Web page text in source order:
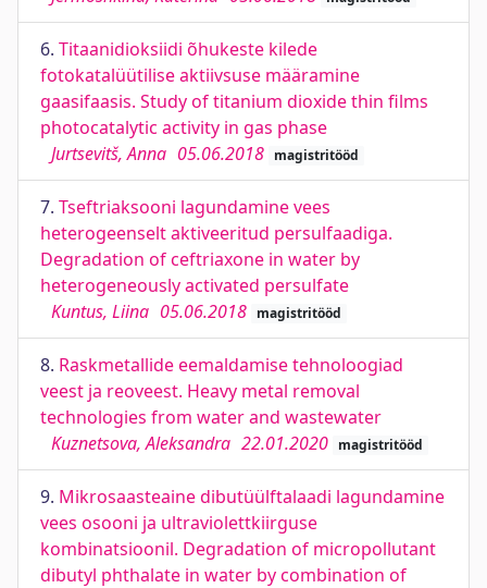
6. Titaanidioksiidi õhukeste kilede
fotokatalüütilise aktiivsuse määramine
gaasifaasis. Study of titanium dioxide thin films
photocatalytic activity in gas phase
Jurtsevitš, Anna 05.06.2018 magistritööd
7. Tseftriaksooni lagundamine vees
heterogeenselt aktiveeritud persulfaadiga.
Degradation of ceftriaxone in water by
heterogeneously activated persulfate
Kuntus, Liina 05.06.2018 magistritööd
8. Raskmetallide eemaldamise tehnoloogiad
veest ja reoveest. Heavy metal removal
technologies from water and wastewater
Kuznetsova, Aleksandra 22.01.2020 magistritööd
9. Mikrosaasteaine dibutüülftalaadi lagundamine
vees osooni ja ultraviolettkiirguse
kombinatsioonil. Degradation of micropollutant
dibutyl phthalate in water by combination of